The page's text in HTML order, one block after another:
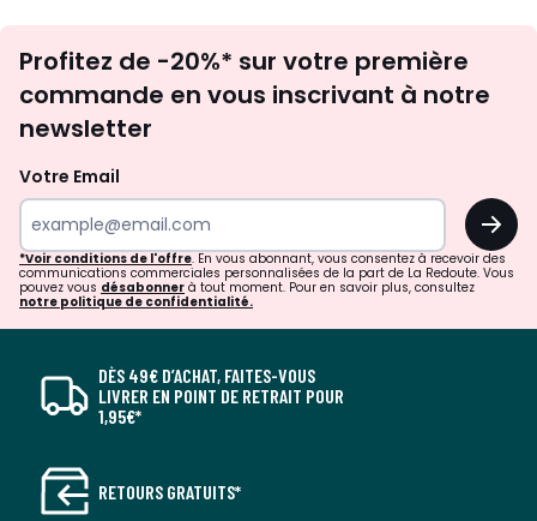
newsletter
Profitez de -20%* sur votre première
commande en vous inscrivant à notre
newsletter
Votre Email
OK
*Voir conditions de l'offre. En vous abonnant, vous consentez à recevoir des
communications commerciales personnalisées de la part de La Redoute. Vous
pouvez vous désabonner à tout moment. Pour en savoir plus, consultez
notre politique de confidentialité.
DÈS 49€ D’ACHAT, FAITES-VOUS
LIVRER EN POINT DE RETRAIT POUR
1,95€*
RETOURS GRATUITS*